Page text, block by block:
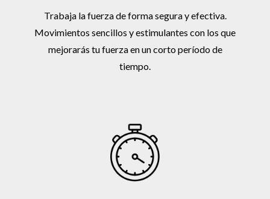
Trabaja la fuerza de forma segura y efectiva.
Movimientos sencillos y estimulantes con los que
mejorarás tu fuerza en un corto período de
tiempo.